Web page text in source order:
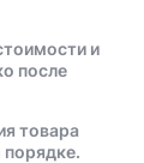
и
после
товара